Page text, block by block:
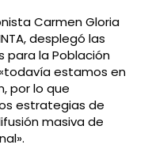
Carmen Gloria
desplegó las
para la Población
estamos en
por lo que
estrategias de
masiva de